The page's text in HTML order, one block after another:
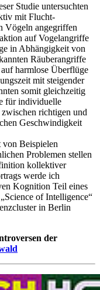
Studie untersuchten
mit Flucht-
Vögeln angegriffen
auf Vogelangriffe
in Abhängigkeit von
Räuberangriffe
harmlose Überflüge
mit steigender
somit gleichzeitig
für individuelle
richtigen und
Geschwindigkeit
von Beispielen
Problemen stellen
kollektiver
werde ich
Kognition Teil eines
of Intelligence“
in Berlin
der